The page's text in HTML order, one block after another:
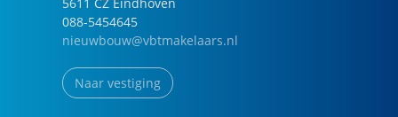
088-5454645
nieuwbouw@vbtmakelaars.nl
Naar vestiging